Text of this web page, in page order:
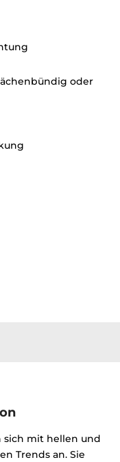
oder
sich mit hellen und
Trends an. Sie